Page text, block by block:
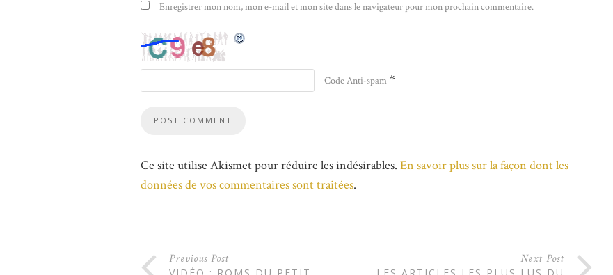
Enregistrer mon nom, mon e-mail et mon site dans le navigateur pour mon prochain commentaire.
Code Anti-spam *
Ce site utilise Akismet pour réduire les indésirables. En savoir plus sur la façon dont les
données de vos commentaires sont traitées.
Previous Post Next Post